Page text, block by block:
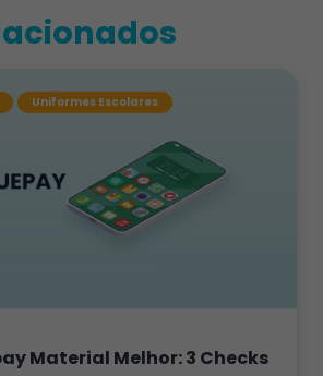
Uniformes Escolares
Material Melhor: 3 Checks